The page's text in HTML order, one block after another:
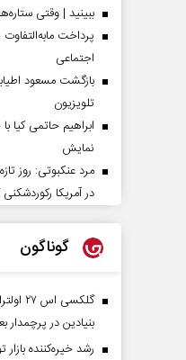
ببینید | وقتی
پرداخت
اجتماعی
بازگشت مسعود
تلویزیون
ابراهیم حاتمی کیا
نمایش
در آمریکا
گوناگون
بنیادین در
رشد خیره‌کننده